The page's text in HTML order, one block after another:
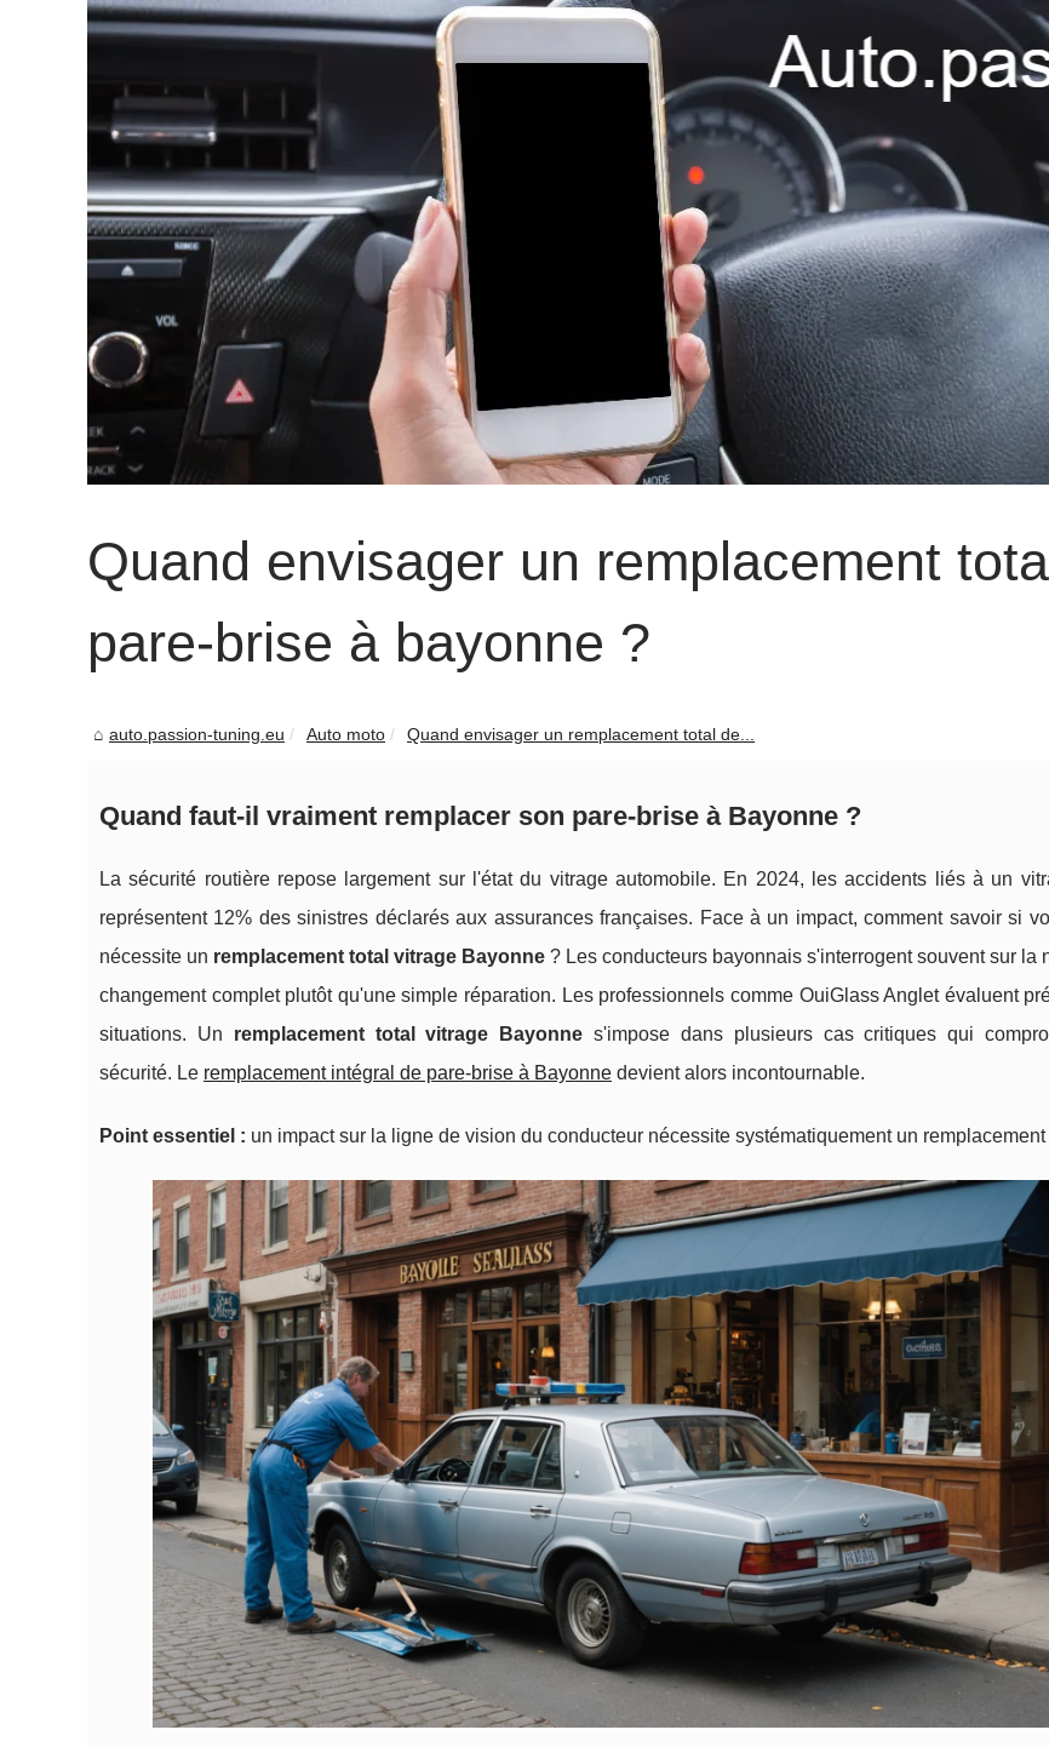
Quand envisager un remplacement
pare-brise à bayonne ?
auto.passion-tuning.eu Auto moto Quand envisager un remplacement total de...
Quand faut-il vraiment remplacer son pare-brise à Bayonne ?
La sécurité routière repose largement sur l'état du vitrage automobile. En 2024, les accidents liés à un
représentent 12% des sinistres déclarés aux assurances françaises. Face à un impact, comment savoir si
nécessite un remplacement total vitrage Bayonne ? Les conducteurs bayonnais s'interrogent souvent sur la
changement complet plutôt qu'une simple réparation. Les professionnels comme OuiGlass Anglet évaluent
situations. Un remplacement total vitrage Bayonne s'impose dans plusieurs cas critiques qui
sécurité. Le remplacement intégral de pare-brise à Bayonne devient alors incontournable.
Point essentiel : un impact sur la ligne de vision du conducteur nécessite systématiquement un remplacement